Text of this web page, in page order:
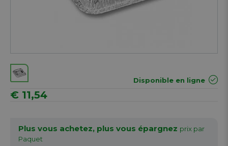
Disponible en ligne
€ 11,54
Plus vous achetez, plus vous épargnez prix par
Paquet